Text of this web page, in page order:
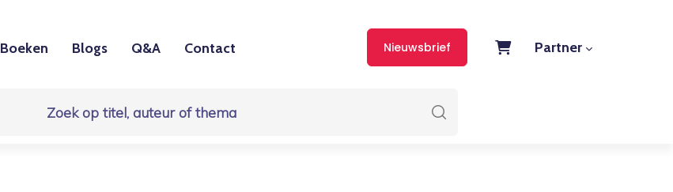
Nieuwsbrief Partner
Boeken Blogs Q&A Contact